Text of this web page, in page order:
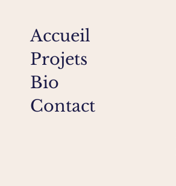
Accueil
Projets
Bio
Contact